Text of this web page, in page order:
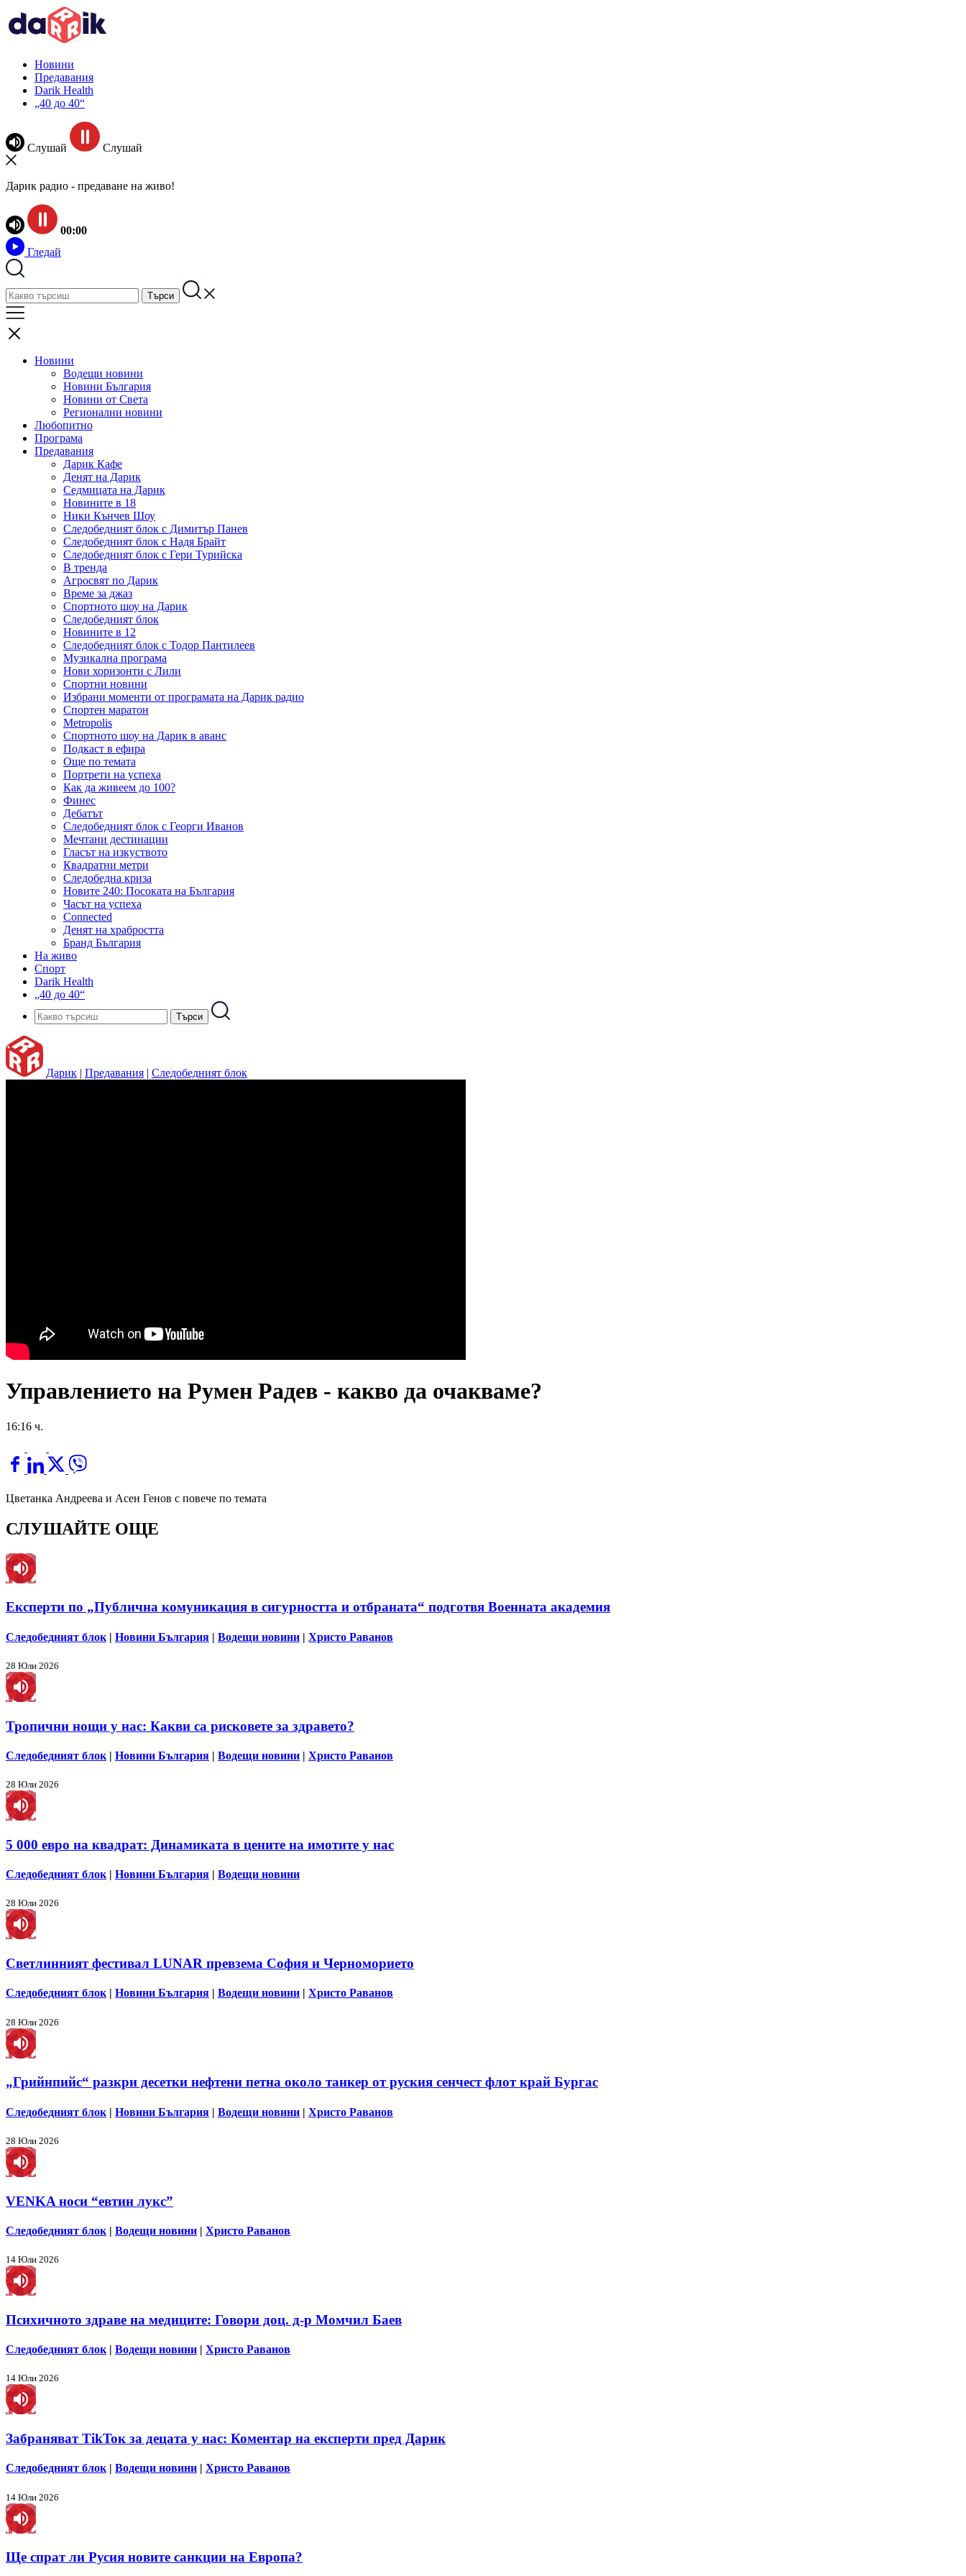
Новини
Предавания
Darik Health
„40 до 40“
Слушай Слушай
Дарик радио - предаване на живо!
00:00
Гледай
Новини
Водещи новини
Новини България
Новини от Света
Регионални новини
Любопитно
Програма
Предавания
Дарик Кафе
Денят на Дарик
Седмицата на Дарик
Новините в 18
Ники Кънчев Шоу
Следобедният блок с Димитър Панев
Следобедният блок с Надя Брайт
Следобедният блок с Гери Турийска
В тренда
Агросвят по Дарик
Време за джаз
Спортното шоу на Дарик
Следобедният блок
Новините в 12
Следобедният блок с Тодор Пантилеев
Музикална програма
Нови хоризонти с Лили
Спортни новини
Избрани моменти от програмата на Дарик радио
Спортен маратон
Metropolis
Спортното шоу на Дарик в аванс
Подкаст в ефира
Още по темата
Портрети на успеха
Как да живеем до 100?
Финес
Дебатът
Следобедният блок с Георги Иванов
Мечтани дестинации
Гласът на изкуството
Квадратни метри
Следобедна криза
Новите 240: Посоката на България
Часът на успеха
Connected
Денят на храбростта
Бранд България
На живо
Спорт
Darik Health
„40 до 40“
Дарик | Предавания | Следобедният блок
Управлението на Румен Радев - какво да очакваме?
16:16 ч.
Цветанка Андреева и Асен Генов с повече по темата
СЛУШАЙТЕ ОЩЕ
Експерти по „Публична комуникация в сигурността и отбраната“ подготвя Военната академия
Следобедният блок | Новини България | Водещи новини | Христо Раванов
28 Юли 2026
Тропични нощи у нас: Какви са рисковете за здравето?
Следобедният блок | Новини България | Водещи новини | Христо Раванов
28 Юли 2026
5 000 евро на квадрат: Динамиката в цените на имотите у нас
Следобедният блок | Новини България | Водещи новини
28 Юли 2026
Светлинният фестивал LUNAR превзема София и Черноморието
Следобедният блок| Новини България | Водещи новини | Христо Раванов
28 Юли 2026
„Грийнпийс“ разкри десетки нефтени петна около танкер от руския сенчест флот край Бургас
Следобедният блок | Новини България | Водещи новини | Христо Раванов
28 Юли 2026
VENKA носи “евтин лукс”
Следобедният блок | Водещи новини | Христо Раванов
14 Юли 2026
Психичното здраве на медиците: Говори доц. д-р Момчил Баев
Следобедният блок | Водещи новини | Христо Раванов
14 Юли 2026
Забраняват TikToк за децата у нас: Коментар на експерти пред Дарик
Следобедният блок| Водещи новини | Христо Раванов
14 Юли 2026
Ще спрат ли Русия новите санкции на Европа?